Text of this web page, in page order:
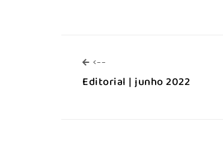
<--
Editorial | junho 2022